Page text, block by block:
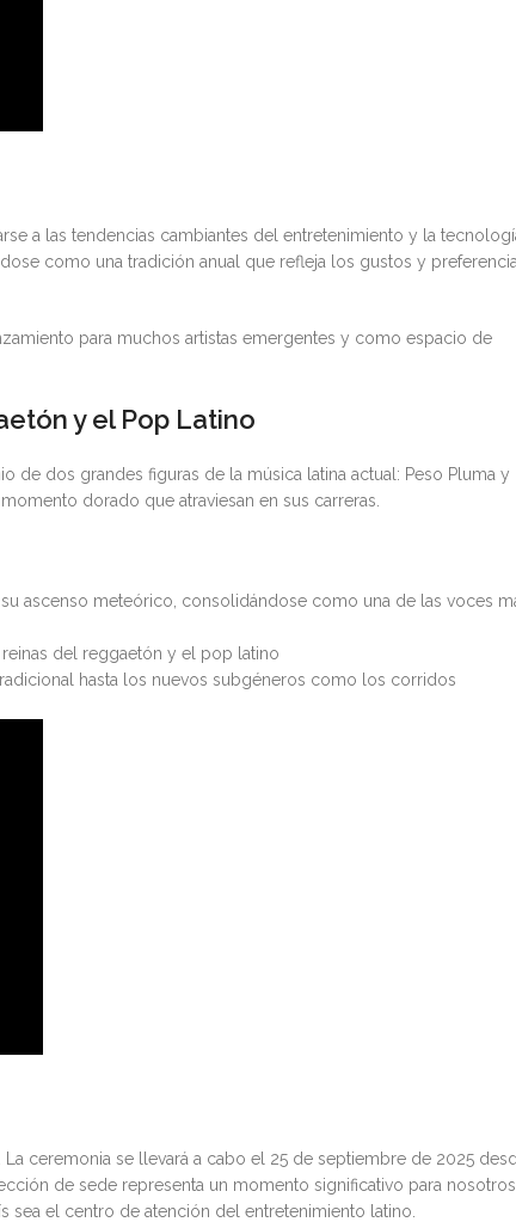
a las tendencias cambiantes del entretenimiento y la
como una tradición anual que refleja los gustos y
para muchos artistas emergentes y como espacio de
y el Pop Latino
de dos grandes figuras de la música latina actual: Peso Pluma y
dorado que atraviesan en sus carreras.
ascenso meteórico, consolidándose como una de las voces
del reggaetón y el pop latino
hasta los nuevos subgéneros como los corridos
ceremonia se llevará a cabo el 25 de septiembre de 2025
de sede representa un momento significativo para
sea el centro de atención del entretenimiento latino.